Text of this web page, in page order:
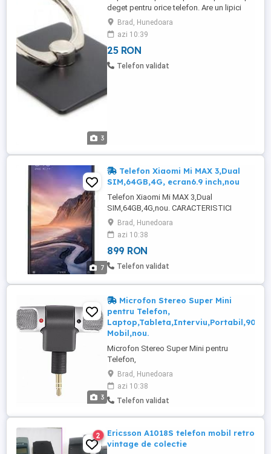
3
deget pentru orice telefon. Are un lipici
special, care adera bine la suprafata husei
sau telefonului. Inelul se roteste la 360 de
grade, poate fi folosit in orice unghi astfel
incat sa fie reglat conform nevoilor
dumneavoastra. Caracteristici : - Inel
Brad, Hunedoara
azi 10:39
25 RON
Telefon validat
7
Telefon Xiaomi Mi MAX 3,Dual
SIM,64GB,4G, ecran6.9 inch,nou
Telefon Xiaomi Mi MAX 3,Dual
SIM,64GB,4G,nou. CARACTERISTICI
GENERALE: Tip telefon Smartphone
Sloturi SIM Dual SIM Tip SIM Nano SIM
Sistem de operare Android Versiune
sistem operare Android 8.1 Numar nuclee
8 Model procesor Qualcomm
GHz 1.6 GHz Tehnologii 4G Conectivitate
Wi-Fi Bluetooth GPS Senzori
Accelerometru Giroscop Amprenta Busola
Senzor ...
Brad, Hunedoara
azi 10:38
899 RON
Telefon validat
3
Microfon Stereo Super Mini
pentru Telefon,
Laptop,Tableta,Interviu,Portabil,90
Mobil,nou.
Microfon Stereo Super Mini pentru
Telefon,
Laptop,Tableta,Interviu,Portabil,90
Mobil,nou. Mini microfon, stereo, cu
tehnologie Electret Condenser, permite o
inregistrare audio net superioara unui
filmari, conferinte audio/video ...
Brad, Hunedoara
azi 10:38
Telefon validat
2
Ericsson A1018S telefon mobil retro
vintage de colectie